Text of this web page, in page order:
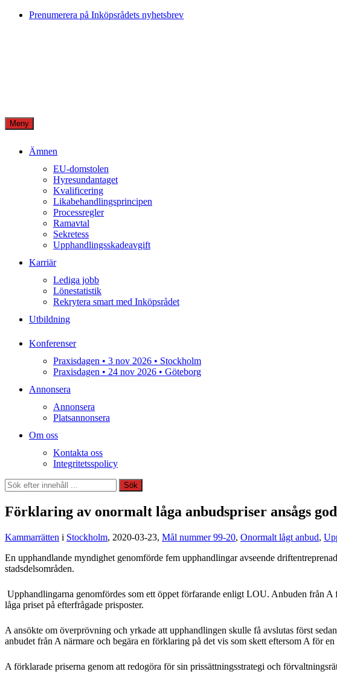
Skip
Prenumerera på Inköpsrådets nyhetsbrev
Meny
Ämnen
EU-domstolen
Hyresundantaget
Kvalificering
Likabehandlingsprincipen
Processregler
Ramavtal
Sekretess
Upphandlingsskadeavgift
Karriär
Lediga jobb
Lönestatistik
Rekrytera smart med Inköpsrådet
Utbildning
Konferenser
Praxisdagen • 3 nov 2026 • Stockholm
Praxisdagen • 24 nov 2026 • Göteborg
Annonsera
Annonsera
Platsannonsera
Om oss
Kontakta oss
Integritetsspolicy
Sök
Sök
Förklaring av onormalt låga anbudspriser ansågs
Kammarrätten i Stockholm, 2020-03-23, Mål nummer 99-20, Onormalt lågt anbud,
En upphandlande myndighet genomförde fem upphandlingar avseende
stadsdelsområden.
Upphandlingarna genomfördes som ett öppet förfarande enligt LOU. Anbuden från A
låga priset på efterfrågade prisposter.
A ansökte om överprövning och yrkade att upphandlingen skulle få avslutas först
anbudet från A närmare och begära en förklaring på det vis som skett eftersom A för
A förklarade priserna genom att redogöra för sin prissättningsstrategi och